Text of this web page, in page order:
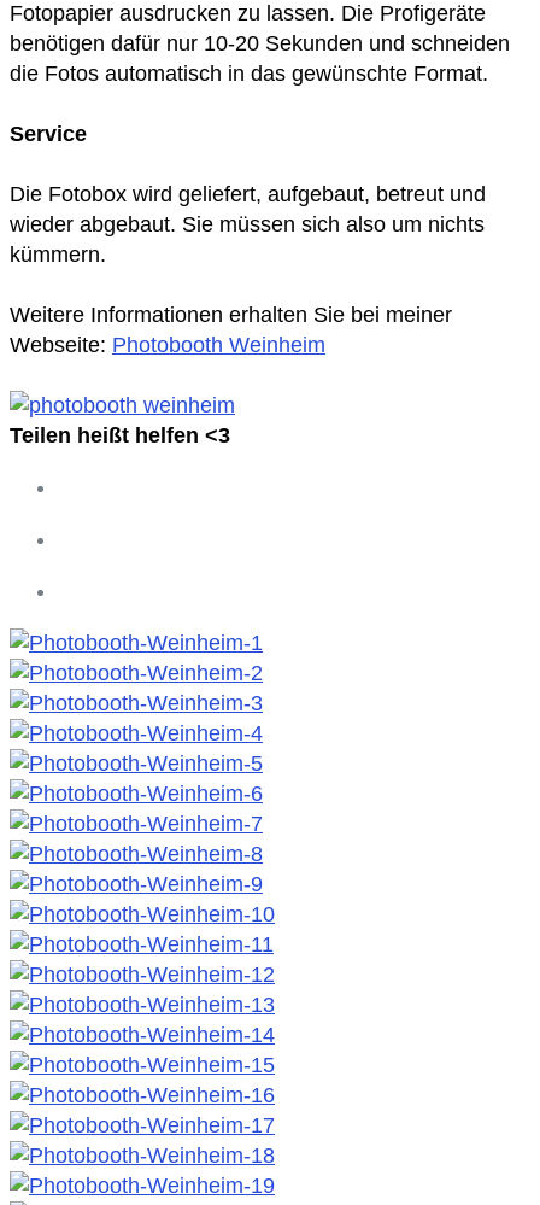
Fotopapier ausdrucken zu lassen. Die Profigeräte
benötigen dafür nur 10-20 Sekunden und schneiden
die Fotos automatisch in das gewünschte Format.
Service
Die Fotobox wird geliefert, aufgebaut, betreut und
wieder abgebaut. Sie müssen sich also um nichts
kümmern.
Weitere Informationen erhalten Sie bei meiner
Webseite: Photobooth Weinheim
Teilen heißt helfen <3